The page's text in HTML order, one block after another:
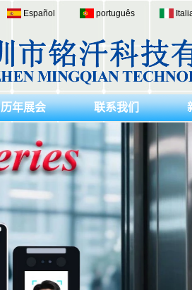
Español português
历年展会 联系我们